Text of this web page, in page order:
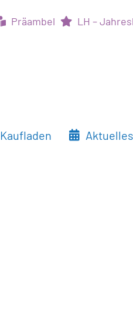
Präambel LH –
Kaufladen Aktuelles